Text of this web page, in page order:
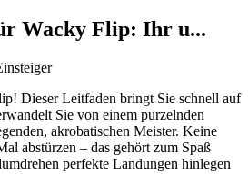
Wacky Flip: Ihr u...
Dieser Leitfaden bringt Sie schnell auf
Sie von einem purzelnden
akrobatischen Meister. Keine
abstürzen – das gehört zum Spaß
perfekte Landungen hinlegen